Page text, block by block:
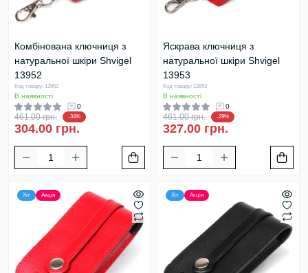
Комбінована ключниця з
натуральної шкіри Shvigel
13952
Код товару: 13952
В наявності
0
461.00 грн. -34%
304.00 грн.
Яскрава ключниця з
натуральної шкіри Shvigel
13953
Код товару: 13953
В наявності
0
461.00 грн. -29%
327.00 грн.
Хіт Акція Хіт Акція